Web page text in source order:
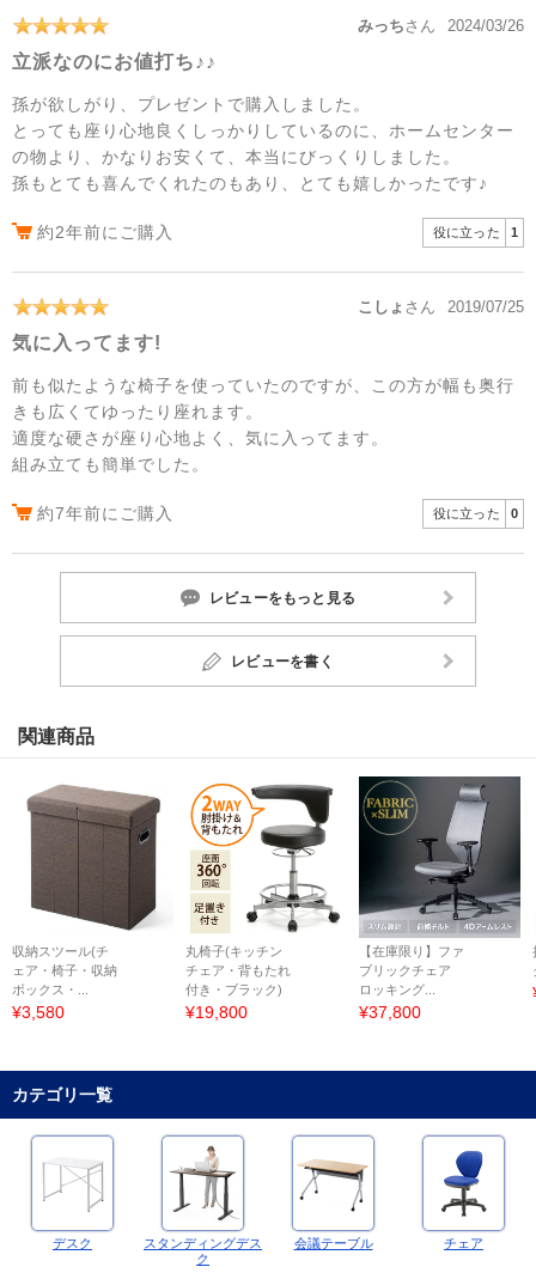
みっちさん 2024/03/26
立派なのにお値打ち♪♪
孫が欲しがり、プレゼントで購入しました。
とっても座り心地良くしっかりしているのに、ホームセンター
の物より、かなりお安くて、本当にびっくりしました。
孫もとても喜んでくれたのもあり、とても嬉しかったです♪
約2年前にご購入 役に立った 1
こしょ さん 2019/07/25
気に入ってます!
前も似たような椅子を使っていたのですが、この方が幅も奥行
きも広くてゆったり座れます。
適度な硬さが座り心地よく、気に入ってます。
組み立ても簡単でした。
約7年前にご購入 役に立った 0
レビューをもっと見る
レビューを書く
関連商品
収納スツール(チ
ェア・椅子・収納
ボックス・...
¥3,580
丸椅子(キッチン
チェア・背もたれ
付き・ブラック)
¥19,800
【在庫限り】ファ
ブリックチェア
ロッキング...
¥37,800
カテゴリ一覧
デスク
スタンディングデス
ク
会議テーブル チェア